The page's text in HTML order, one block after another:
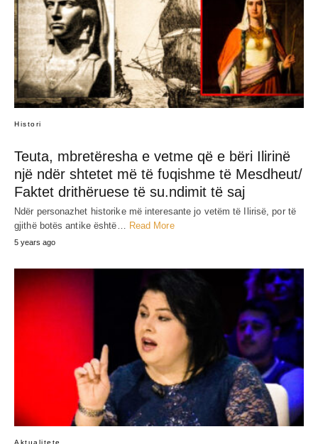
Histori
Teuta, mbretëresha e vetme që e bëri Ilirinë
një ndër shtetet më të fʋqishme të Mesdheut/
Faktet drithëruese të su.ndimit të saj
Ndër personazhet historike më interesante jo vetëm të Ilirisë, por të
gjithë botës antike është… Read More
5 years ago
Aktualitete